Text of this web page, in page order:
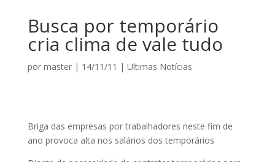
Busca por temporário
cria clima de vale tudo
por master| 14/11/11 | Ultimas Notícias
Briga das empresas por trabalhadores neste fim de
ano provoca alta nos salários dos temporários